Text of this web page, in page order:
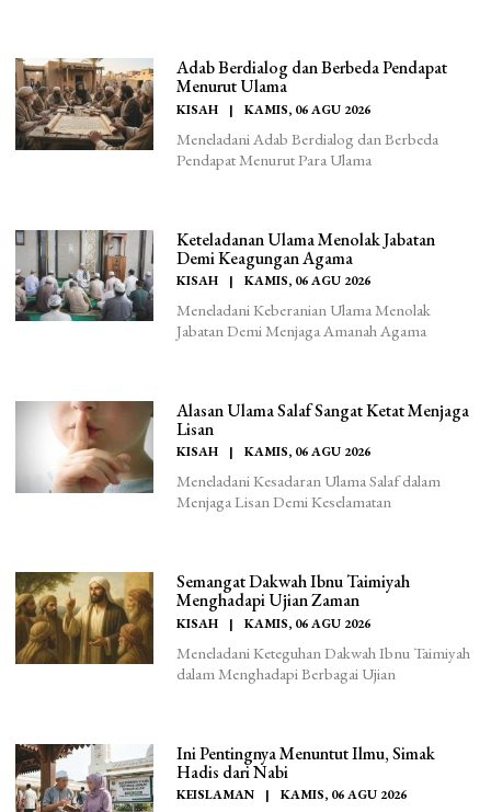
Adab Berdialog dan Berbeda Pendapat
Menurut Ulama
KISAH | KAMIS, 06 AGU 2026
Meneladani Adab Berdialog dan Berbeda
Pendapat Menurut Para Ulama
Keteladanan Ulama Menolak Jabatan
Demi Keagungan Agama
KISAH | KAMIS, 06 AGU 2026
Meneladani Keberanian Ulama Menolak
Jabatan Demi Menjaga Amanah Agama
Alasan Ulama Salaf Sangat Ketat Menjaga
Lisan
KISAH | KAMIS, 06 AGU 2026
Meneladani Kesadaran Ulama Salaf dalam
Menjaga Lisan Demi Keselamatan
Semangat Dakwah Ibnu Taimiyah
Menghadapi Ujian Zaman
KISAH | KAMIS, 06 AGU 2026
Meneladani Keteguhan Dakwah Ibnu Taimiyah
dalam Menghadapi Berbagai Ujian
Ini Pentingnya Menuntut Ilmu, Simak
Hadis dari Nabi
KEISLAMAN | KAMIS, 06 AGU 2026